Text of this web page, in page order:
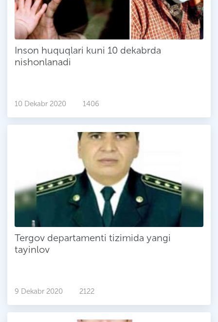
Inson huquqlari kuni 10 dekabrda
nishonlanadi
10 Dekabr 2020 1406
Tergov departamenti tizimida yangi
tayinlov
9 Dekabr 2020 2122